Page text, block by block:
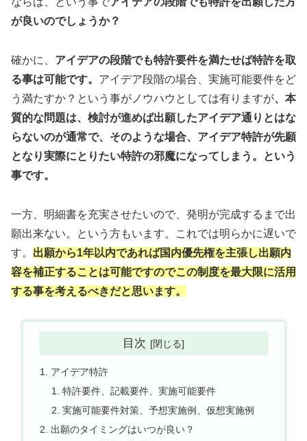
が良いのでしょうか？
確かに、 アイデアの段階でも特許要件を満たせば特許を取
る事は可能です。 アイデア段階の場合、実施可能要件をど
う満たすか？という事がノウハウとしては有りますが、本
質的な問題は、検討が進めば出願したアイデア通りとはな
らないのが通常で、そのような場合、アイデア特許が先願
となり実際にとりたい特許の邪魔になってしまう。という
事です。
一方、明細書を充実させたいので、発明が完成するまで出
願出来ない。という方もいます。これでは明らかに遅いで
す。 出願から1年以内であれば国内優先権を主張し出願内
容を補正することは可能ですのでこの制度を最大限に活用
する事を考えるべきだと思います。
目次
アイデア特許
特許要件、記載要件、実施可能要件
実施可能要件対策、予想実施例、仮想実施例
出願のタイミングはいつが良い？